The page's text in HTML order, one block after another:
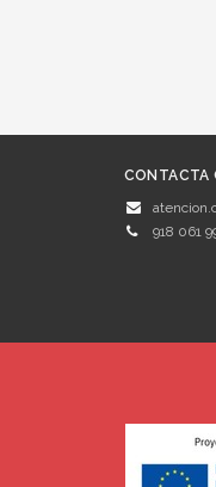
CONTACTA
918 061